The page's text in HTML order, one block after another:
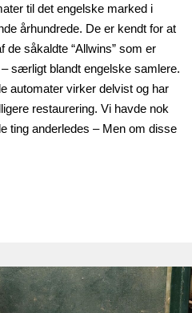
til det engelske marked i
århundrede. De er kendt for at
de såkaldte “Allwins” som er
særligt blandt engelske samlere.
automater virker delvist og har
restaurering. Vi havde nok
ting anderledes – Men om disse